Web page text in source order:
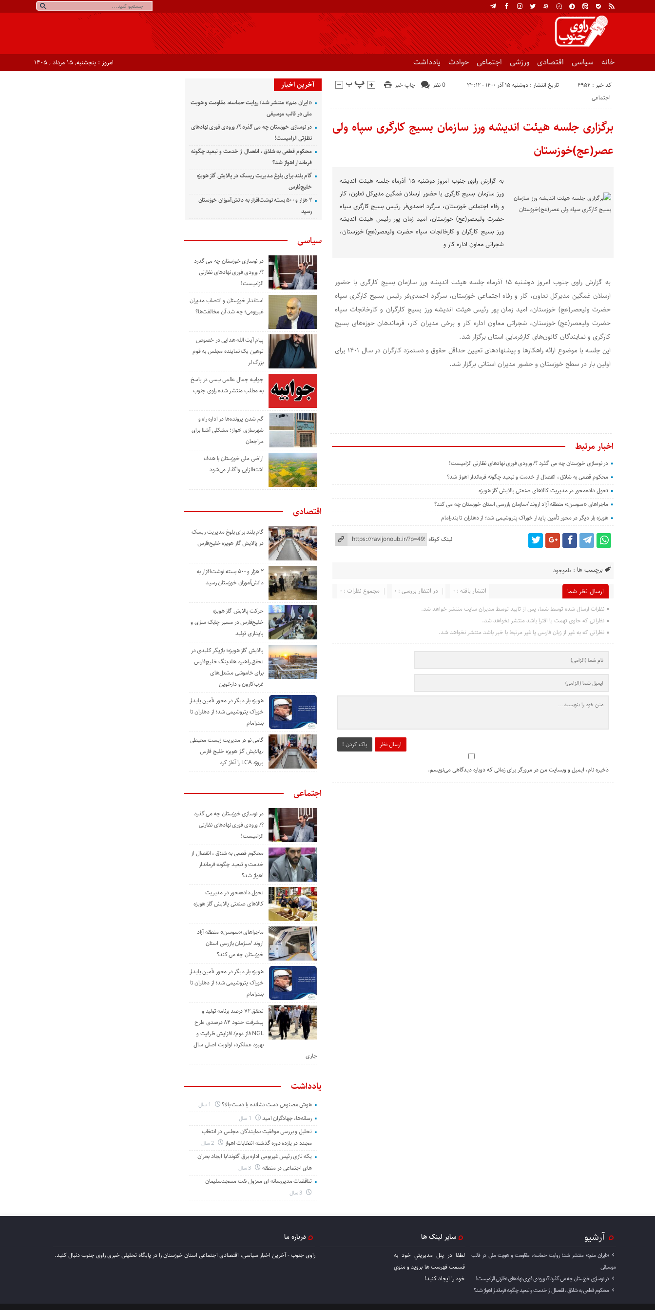
خانه سیاسی اقتصادی ورزشی اجتماعی حوادث یادداشت امروز : پنجشنبه, ۱۵ مرداد , ۱۴۰۵
کد خبر : 4954 تاریخ انتشار : دوشنبه ۱۵ آذر ۱۴۰۰ - ۲۳:۱۲ چاپ خبر
0 نظر
اجتماعی
برگزاری جلسه هیئت اندیشه ورز سازمان بسیج کارگری سپاه ولی
عصر(عج)خوزستان
به گزارش راوی جنوب امروز دوشنبه ۱۵ آذرماه جلسه هیئت اندیشه
ورز سازمان بسیج کارگری با حضور ارسلان غمگین مدیرکل تعاون، کار
و رفاه اجتماعی خوزستان، سرگرد احمدی‌فر رئیس بسیج کارگری سپاه
حضرت ولیعصر(عج) خوزستان، امید زمان پور رئیس هیئت اندیشه
ورز بسیج کارگران و کارخانجات سپاه حضرت ولیعصر(عج) خوزستان،
شجراتی معاون اداره کار و
به گزارش راوی جنوب امروز دوشنبه ۱۵ آذرماه جلسه هیئت اندیشه ورز سازمان بسیج کارگری با حضور
ارسلان غمگین مدیرکل تعاون، کار و رفاه اجتماعی خوزستان، سرگرد احمدی‌فر رئیس بسیج کارگری سپاه
حضرت ولیعصر(عج) خوزستان، امید زمان پور رئیس هیئت اندیشه ورز بسیج کارگران و کارخانجات سپاه
حضرت ولیعصر(عج) خوزستان، شجراتی معاون اداره کار و برخی مدیران کار، فرماندهان حوزه‌های بسیج
کارگری و نمایندگان کانون‌های کارفرمایی استان برگزار شد.
این جلسه با موضوع ارائه راهکارها و پیشنهادهای تعیین حداقل حقوق و دستمزد کارگران در سال ۱۴۰۱ برای
اولین بار در سطح خوزستان و حضور مدیران استانی برگزار شد.
اخبار مرتبط
در نوسازی خوزستان چه می گذرد ؟/ ورودی فوری نهادهای نظارتی الزامیست!
محکوم قطعی به شلاق ، انفصال از خدمت و تبعید چگونه فرماندار اهواز شد؟
تحول داده‌محور در مدیریت کالاهای صنعتی پالایش گاز هویزه
ماجراهای «سوسن» منطقه آزاد اروند /سازمان بازرسی استان خوزستان چه می کند؟
هویزه بار دیگر در محور تأمین پایدار خوراک پتروشیمی شد؛ از دهلران تا بندرامام
لینک کوتاه
برچسب ها : ناموجود
ارسال نظر شما مجموع نظرات : 0 در انتظار بررسی : 0 انتشار یافته : 0
نظرات ارسال شده توسط شما، پس از تایید توسط مدیران سایت منتشر خواهد شد.
نظراتی که حاوی تهمت یا افترا باشد منتشر نخواهد شد.
نظراتی که به غیر از زبان فارسی یا غیر مرتبط با خبر باشد منتشر نخواهد شد.
ارسال نظر پاک کردن !
ذخیره نام، ایمیل و وبسایت من در مرورگر برای زمانی که دوباره دیدگاهی می‌نویسم.
آخرین اخبار
«ایران منم» منتشر شد؛ روایت حماسه، مقاومت و هویت
ملی در قالب موسیقی
در نوسازی خوزستان چه می گذرد ؟/ ورودی فوری نهادهای
نظارتی الزامیست!
محکوم قطعی به شلاق ، انفصال از خدمت و تبعید چگونه
فرماندار اهواز شد؟
گام بلند برای بلوغ مدیریت ریسک در پالایش گاز هویزه
خلیج‌فارس
۲ هزار و ۵۰۰ بسته نوشت‌افزار به دانش‌آموزان خوزستان
رسید
سیاسی
در نوسازی خوزستان چه می گذرد
؟/ ورودی فوری نهادهای نظارتی
الزامیست!
استاندار خوزستان و انتصاب مدیران
غیربومی؛ چه شد آن مخالفت‌ها؟
پیام آیت الله هدایی در خصوص
توهین یک نماینده مجلس به قوم
بزرگ لر
جوابیه جمال عالمی نیسی در پاسخ
به مطلب منتشر شده راوی جنوب
گم شدن پرونده‌ها در اداره راه و
شهرسازی اهواز؛ مشکلی آشنا برای
مراجعان
اراضی ملی خوزستان با هدف
اشتغالزایی واگذار می‌شود
اقتصادی
گام بلند برای بلوغ مدیریت ریسک
در پالایش گاز هویزه خلیج‌فارس
۲ هزار و ۵۰۰ بسته نوشت‌افزار به
دانش‌آموزان خوزستان رسید
حرکت پالایش گاز هویزه
خلیج‌فارس در مسیر چابک سازی و
پایداری تولید
پالایش گاز هویزه؛ بازیگر کلیدی در
تحقق راهبرد هلدینگ خلیج‌فارس
برای خاموشی مشعل‌های
غرب‌کارون و دارخوین
هویزه بار دیگر در محور تأمین پایدار
خوراک پتروشیمی شد؛ از دهلران تا
بندرامام
گامی نو در مدیریت زیست ‌محیطی
٫پالایش گاز هویزه خلیج ‌فارس
پروژه LCA را آغاز کرد
اجتماعی
در نوسازی خوزستان چه می گذرد
؟/ ورودی فوری نهادهای نظارتی
الزامیست!
محکوم قطعی به شلاق ، انفصال از
خدمت و تبعید چگونه فرماندار
اهواز شد؟
تحول داده‌محور در مدیریت
کالاهای صنعتی پالایش گاز هویزه
ماجراهای «سوسن» منطقه آزاد
اروند /سازمان بازرسی استان
خوزستان چه می کند؟
هویزه بار دیگر در محور تأمین پایدار
خوراک پتروشیمی شد؛ از دهلران تا
بندرامام
تحقق ۷۲ درصد برنامه تولید و
پیشرفت حدود ۸۴ درصدی طرح
NGL فاز دوم/ افزایش ظرفیت و
بهبود عملکرد، اولویت اصلی سال
جاری
یادداشت
هوش مصنوعی دست نشانده یا دست بالا؟
رسانه‌ها، جهادگران امید
تحلیل و بررسی موفقیت نمایندگان مجلس در انتخاب
مجدد در یازده دوره گذشته انتخابات اهواز
یکه تازی رئیس غیربومی اداره برق گتوند/با ایجاد بحران
های اجتماعی در منطقه
تناقضات مدیررسانه ای معزول نفت مسجدسلیمان
آرشیو
«ایران منم» منتشر شد؛ روایت حماسه، مقاومت و هویت ملی در قالب
موسیقی
در نوسازی خوزستان چه می گذرد ؟/ ورودی فوری نهادهای نظارتی الزامیست!
محکوم قطعی به شلاق ، انفصال از خدمت و تبعید چگونه فرماندار اهواز شد؟
سایر لینک ها
لطفا در پنل مديريتي خود به
قسمت فهرست ها برويد و منوي
خود را ايجاد كنيد!
درباره ما
راوی جنوب - آخرین اخبار سیاسی، اقتصادی اجتماعی استان خوزستان را در پایگاه تحلیلی خبری راوی جنوب دنبال کنید.